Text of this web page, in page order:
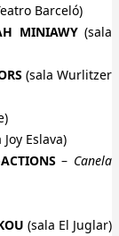
Barceló)
MINIAWY(sala
(sala Wurlitzer
Joy Eslava)
– Canela
(sala El Juglar)